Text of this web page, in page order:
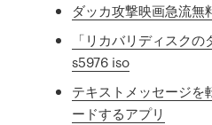
ダッカ攻撃映画急流無
「リカバリディスク
s5976 iso
テキストメッセージを
ードするアプリ